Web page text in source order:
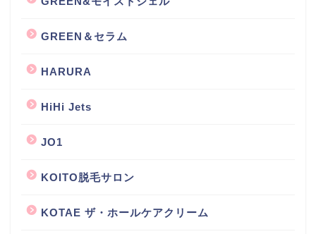
GREEN＆セラム
HARURA
HiHi Jets
JO1
KOITO脱毛サロン
KOTAE ザ・ホールケアクリーム